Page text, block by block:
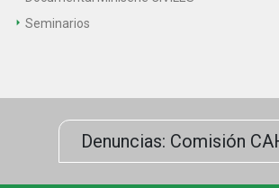
Seminarios
Denuncias: Comisión